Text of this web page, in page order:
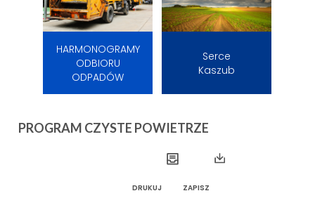
HARMONOGRAMY
ODBIORU
ODPADÓW
Serce
Kaszub
PROGRAM CZYSTE POWIETRZE
DRUKUJ ZAPISZ